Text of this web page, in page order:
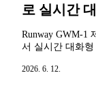
로 실시간
Runway GWM-1
서 실시간 대화
육, 게임 시나리
2026. 6. 12.